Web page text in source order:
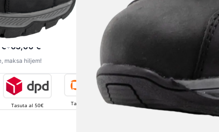
+63,00 €
maksa hiljem!
Tasuta al 50€
Tasuta al 100€ Tasuta al 100€